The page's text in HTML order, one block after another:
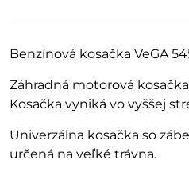
Benzínová kosačka VeGA
Záhradná motorová
Kosačka vyniká vo vyššej
Univerzálna kosačka so
určená na veľké trávna.